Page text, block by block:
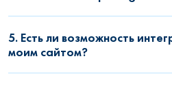
5. Есть ли возможность
моим сайтом?